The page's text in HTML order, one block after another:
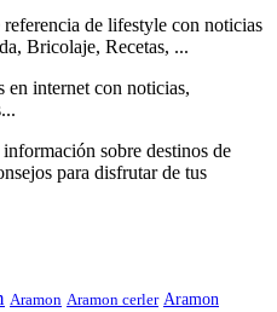
de lifestyle con noticias
Bricolaje, Recetas, ...
en internet con noticias,
sobre destinos de
para disfrutar de tus
Aramon Aramon cerler Aramon